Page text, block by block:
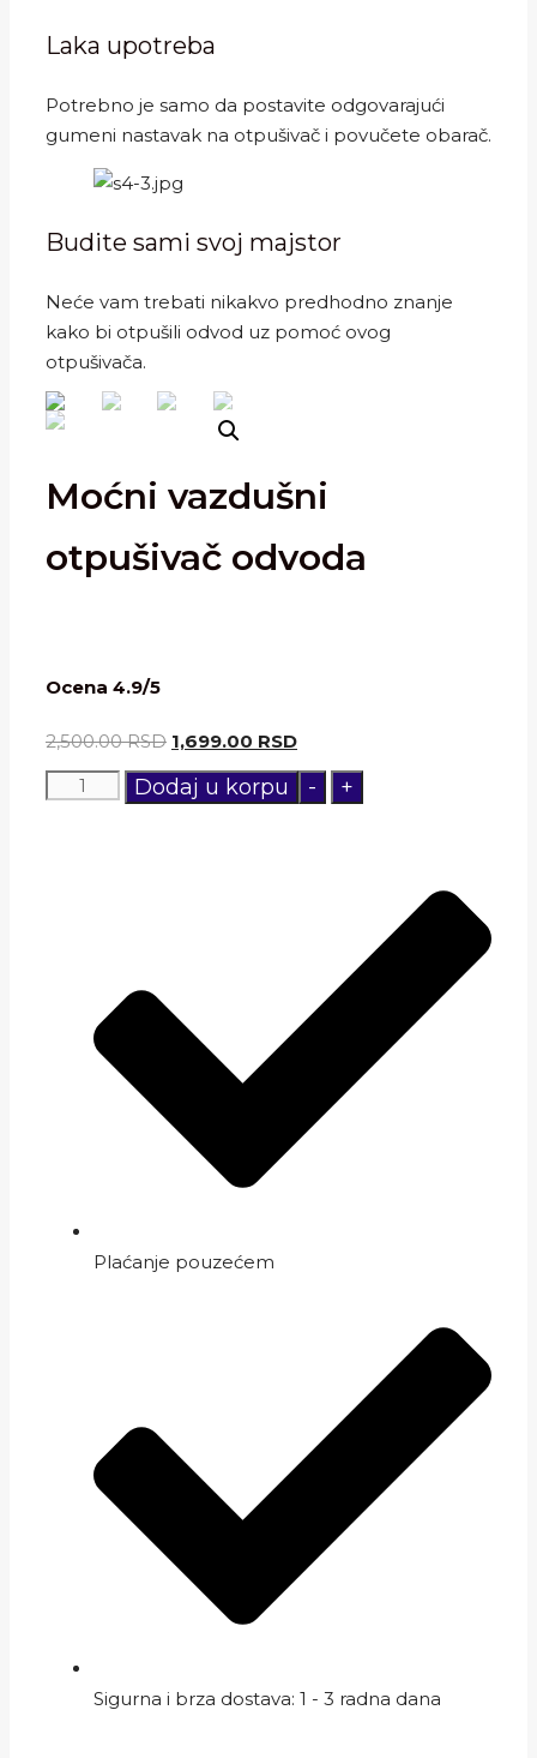
Laka upotreba
Potrebno je samo da postavite odgovarajući
gumeni nastavak na otpušivač i povučete obarač.
Budite sami svoj majstor
Neće vam trebati nikakvo predhodno znanje
kako bi otpušili odvod uz pomoć ovog
otpušivača.
Moćni vazdušni
otpušivač odvoda
Ocena 4.9/5
2,500.00RSD 1,699.00 RSD
-
Moćni
+
Dodaj u korpu
Plaćanje pouzećem
Sigurna i brza dostava: 1 - 3 radna dana